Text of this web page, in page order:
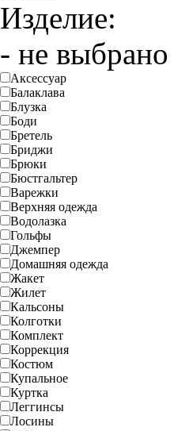
Изделие:
- не
Аксессуар
Балаклава
Блузка
Боди
Бретель
Бриджи
Брюки
Бюстгальтер
Варежки
Верхняя одежда
Водолазка
Гольфы
Джемпер
Домашняя одежда
Жакет
Жилет
Кальсоны
Колготки
Комплект
Коррекция
Костюм
Купальное
Куртка
Леггинсы
Лосины